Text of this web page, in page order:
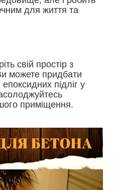
для життя та
свій простір з
можете придбати
підліг у
приміщення.